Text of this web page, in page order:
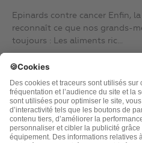
Epinards contre cancer Enfin,
reconnaît ce que nos grands-
toujours : Les aliments ric...
4 092 vues
( 5votes, average:3,80
Lire l’article